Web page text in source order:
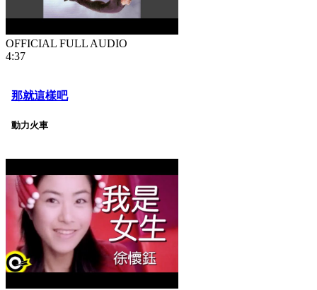
OFFICIAL FULL AUDIO
4:37
那就這樣吧
動力火車